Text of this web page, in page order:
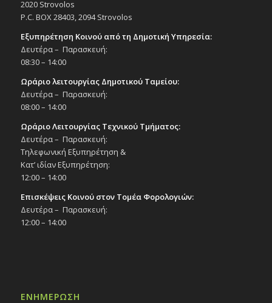
Εκκλησιαστικό Μουσείο Εθνομάρτυρα
ΙΟΥΝ
Παιδικής Χορωδίας «Μικροί Εθελοντές
Δήμου Στροβόλου – Τραγουδώ για έναν
Εκδηλώσεις Δήμου
Εκκλησιαστικό Μουσείο Εθνομάρτυρα
Κυπριανού στον Στρόβολο
ΙΟΥΝ
30
Παράσταση χορού «50 χρόνια Σχολή
Χορού Σιακαλλή», 30/6/25
Εκδηλώσεις στο Δημοτικό Θέατρο
2020 Strovolos
P.C. BOX 28403, 2094 Strovolos
Εξυπηρέτηση Κοινού από τη Δημοτική Υπηρεσία:
Δευτέρα – Παρασκευή:
08:30 – 14:00
Ωράριο λειτουργίας Δημοτικού Ταμείου:
Δευτέρα – Παρασκευή:
08:00 – 14:00
Ωράριο Λειτουργίας Τεχνικού Τμήματος:
Δευτέρα – Παρασκευή:
Τηλεφωνική Εξυπηρέτηση &
Κατ’ ιδίαν Εξυπηρέτηση:
12:00 – 14:00
Επισκέψεις Κοινού στον Τομέα Φορολογιών:
Δευτέρα – Παρασκευή:
12:00 – 14:00
ΕΝΗΜΕΡΩΣΗ